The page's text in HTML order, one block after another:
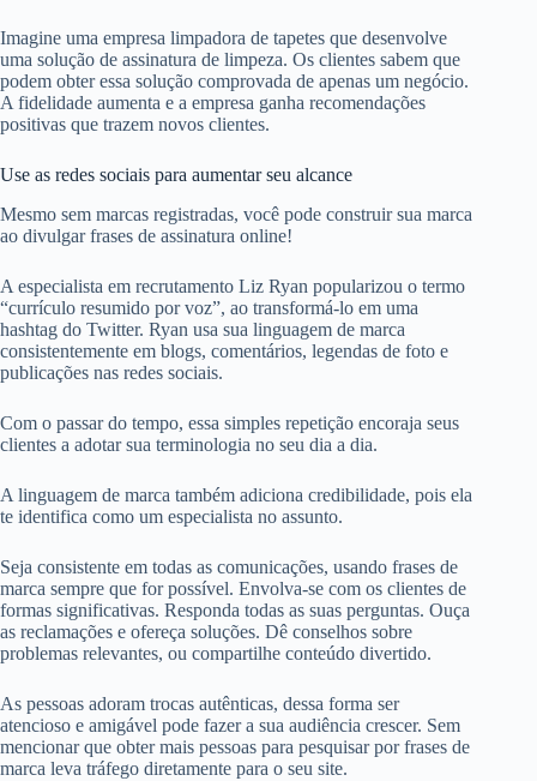
Imagine uma empresa limpadora de tapetes que desenvolve
uma solução de assinatura de limpeza. Os clientes sabem que
podem obter essa solução comprovada de apenas um negócio.
A fidelidade aumenta e a empresa ganha recomendações
positivas que trazem novos clientes.
Use as redes sociais para aumentar seu alcance
Mesmo sem marcas registradas, você pode construir sua marca
ao divulgar frases de assinatura online!
A especialista em recrutamento Liz Ryan popularizou o termo
“currículo resumido por voz”, ao transformá-lo em uma
hashtag do Twitter. Ryan usa sua linguagem de marca
consistentemente em blogs, comentários, legendas de foto e
publicações nas redes sociais.
Com o passar do tempo, essa simples repetição encoraja seus
clientes a adotar sua terminologia no seu dia a dia.
A linguagem de marca também adiciona credibilidade, pois ela
te identifica como um especialista no assunto.
Seja consistente em todas as comunicações, usando frases de
marca sempre que for possível. Envolva-se com os clientes de
formas significativas. Responda todas as suas perguntas. Ouça
as reclamações e ofereça soluções. Dê conselhos sobre
problemas relevantes, ou compartilhe conteúdo divertido.
As pessoas adoram trocas autênticas, dessa forma ser
atencioso e amigável pode fazer a sua audiência crescer. Sem
mencionar que obter mais pessoas para pesquisar por frases de
marca leva tráfego diretamente para o seu site.